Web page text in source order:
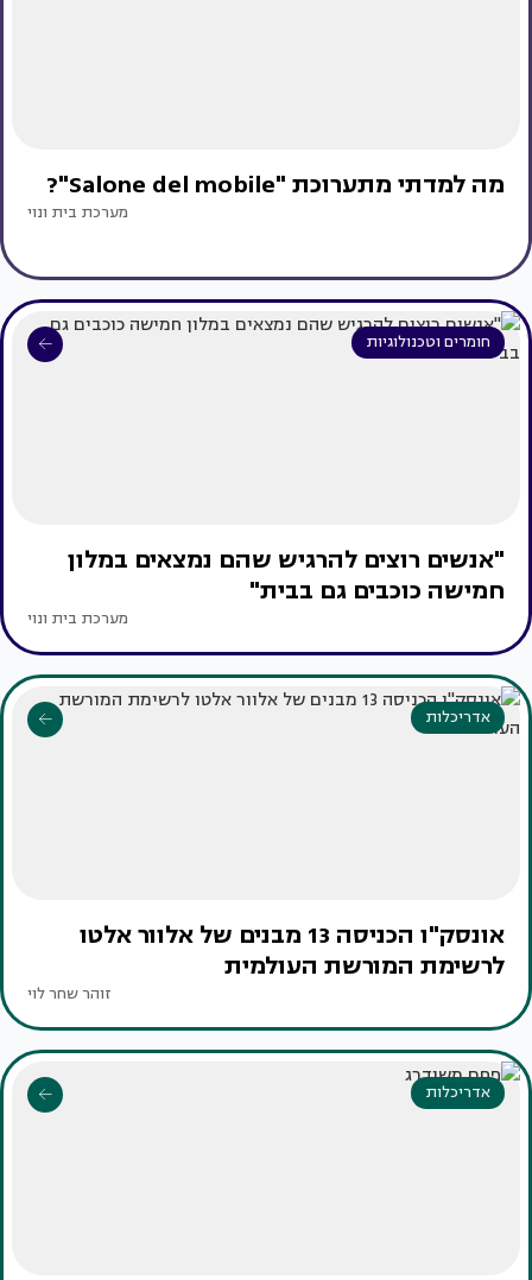
מה למדתי מתערוכת "Salone del mobile"?
מערכת בית ונוי
חומרים וטכנולוגיות
"אנשים רוצים להרגיש שהם נמצאים במלון
חמישה כוכבים גם בבית"
מערכת בית ונוי
אדריכלות
אונסק"ו הכניסה 13 מבנים של אלוור אלטו
לרשימת המורשת העולמית
זוהר שחר לוי
אדריכלות